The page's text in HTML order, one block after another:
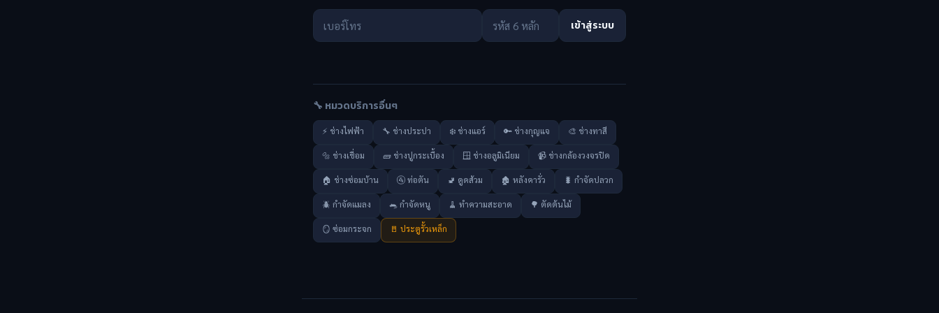
เข้าสู่ระบบ
🔧 หมวดบริการอื่นๆ
⚡ ช่างไฟฟ้า 🔧 ช่างประปา ❄️ ช่างแอร์ 🔑 ช่างกุญแจ 🎨 ช่างทาสี
🔩 ช่างเชื่อม 🧱 ช่างปูกระเบื้อง 🪟 ช่างอลูมิเนียม 📹 ช่างกล้องวงจรปิด
🏠 ช่างซ่อมบ้าน 🚰 ท่อตัน 🚽 ดูดส้วม 🏚️ หลังคารั่ว 🐛 กำจัดปลวก
🪲 กำจัดแมลง 🐀 กำจัดหนู 🧹 ทำความสะอาด 🌳 ตัดต้นไม้
🪞 ซ่อมกระจก 🚪 ประตูรั้วเหล็ก